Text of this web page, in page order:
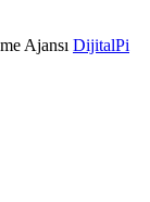
Ajansı DijitalPi